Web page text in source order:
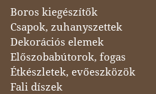
Boros kiegészítők
Csapok, zuhanyszettek
Dekorációs elemek
Előszobabútorok, fogas
Étkészletek, evőeszközök
Fali díszek